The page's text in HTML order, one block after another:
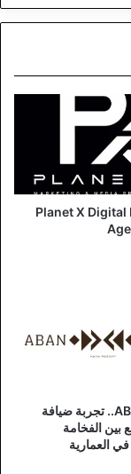
Planet X
ABAN Resort.. تجربة ضيافة
بين الفخامة
العمارية